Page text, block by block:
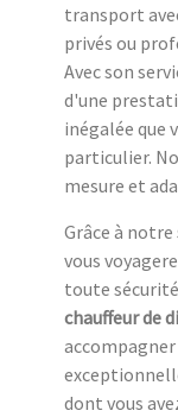
transport
privés ou
Avec son
d'une
inégalée que
particulier.
mesure et
Grâce à notre
vous
toute
chauffeur de
dont vous